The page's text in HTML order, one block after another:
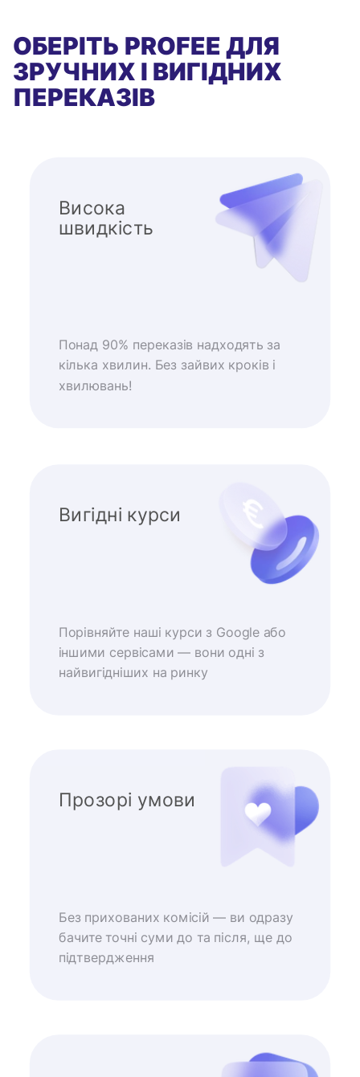
ОБЕРІТЬ PROFEE ДЛЯ
ЗРУЧНИХ І ВИГІДНИХ
ПЕРЕКАЗІВ
Висока
швидкість
Понад 90% переказів надходять за
кілька хвилин. Без зайвих кроків і
хвилювань!
Вигідні курси
Порівняйте наші курси з Google або
іншими сервісами — вони одні з
найвигідніших на ринку
Прозорі умови
Без прихованих комісій — ви одразу
бачите точні суми до та після, ще до
підтвердження